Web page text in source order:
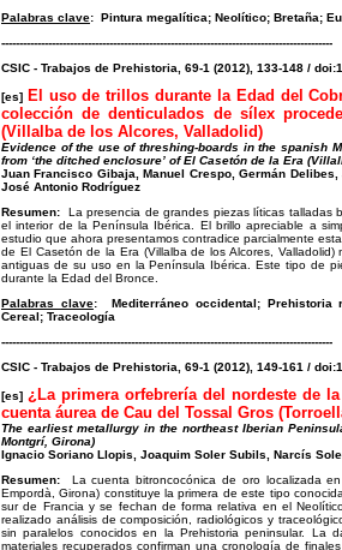
Palabras clave: Pintura megalítica; Neolítico; Bretaña;
--------------------------------------------------------------------------------------------
CSIC - Trabajos de Prehistoria, 69-1 (2012), 133-148 /
[es] El uso de trillos durante la Edad del
colección de denticulados de sílex
(Villalba de los Alcores, Valladolid)
Evidence of the use of threshing-boards in the spanish
from ‘the ditched enclosure’ of El Casetón de la Era
Juan Francisco Gibaja, Manuel Crespo, Germán
José Antonio Rodríguez
Resumen: La presencia de grandes piezas líticas talladas
el interior de la Península Ibérica. El brillo apreciable a
estudio que ahora presentamos contradice parcialmente
de El Casetón de la Era (Villalba de los Alcores,
antiguas de su uso en la Península Ibérica. Este tipo de
durante la Edad del Bronce.
Palabras clave: Mediterráneo occidental; Prehistoria
Cereal; Traceología
--------------------------------------------------------------------------------------------
CSIC - Trabajos de Prehistoria, 69-1 (2012), 149-161 /
[es] ¿La primera orfebrería del nordeste de
cuenta áurea de Cau del Tossal Gros
The earliest metallurgy in the northeast Iberian
Montgrí, Girona)
Ignacio Soriano Llopis, Joaquim Soler Subils, Narcís
Resumen: La cuenta bitroncocónica de oro localizada
Empordà, Girona) constituye la primera de este tipo
sur de Francia y se fechan de forma relativa en el
realizado análisis de composición, radiológicos y
sin paralelos conocidos en la Prehistoria peninsular. La
materiales recuperados confirman una cronología de